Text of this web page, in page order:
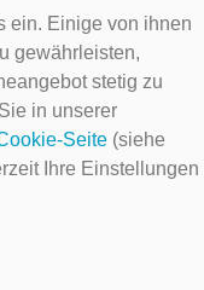
ein. Einige von ihnen
gewährleisten,
stetig zu
in unserer
Seite (siehe
Ihre Einstellungen